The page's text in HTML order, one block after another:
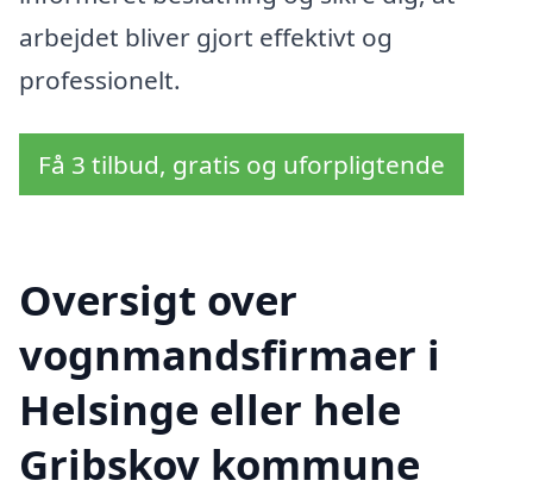
arbejdet bliver gjort effektivt og
professionelt.
Få 3 tilbud, gratis og uforpligtende
Oversigt over
vognmandsfirmaer i
Helsinge eller hele
Gribskov kommune